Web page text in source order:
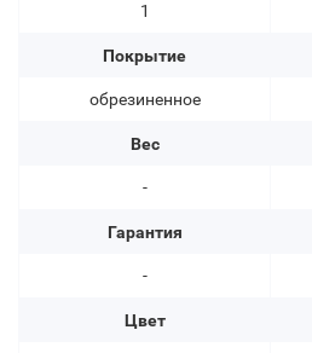
1
Покрытие
обрезиненное
Вес
-
Гарантия
-
Цвет